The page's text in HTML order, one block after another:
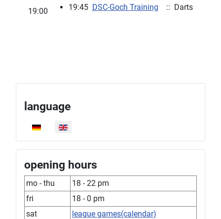
19:00 19:45 DSC-Goch Training :: Darts
Select your language
language
opening hours
mo - thu
18 - 22 pm
fri
18 - 0 pm
sat
league games(calendar)